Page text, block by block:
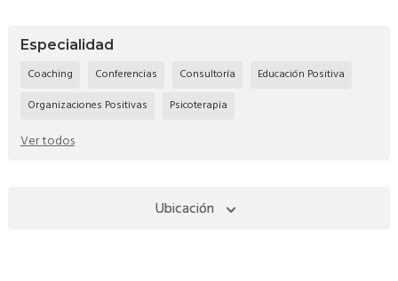
Especialidad
Coaching Conferencias Consultoría
Educación Positiva
Organizaciones Positivas
Psicoterapia
Ver todos